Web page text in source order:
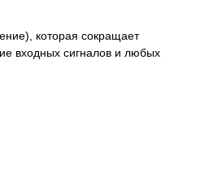
которая сокращает
входных сигналов и любых